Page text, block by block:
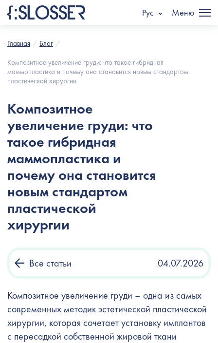
Рус Меню
Главная
Блог
Композитное увеличение груди: что такое гибридная
маммопластика и почему она становится новым стандартом
пластической хирургии
Композитное
увеличение груди: что
такое гибридная
маммопластика и
почему она становится
новым стандартом
пластической
хирургии
Все статьи 04.07.2026
Композитное увеличение груди – одна из самых
современных методик эстетической пластической
хирургии, которая сочетает установку имплантов
с пересадкой собственной жировой ткани